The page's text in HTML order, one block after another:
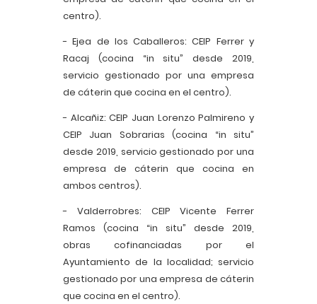
centro).
- Ejea de los Caballeros: CEIP Ferrer y
Racaj (cocina “in situ” desde 2019,
servicio gestionado por una empresa
de cáterin que cocina en el centro).
- Alcañiz: CEIP Juan Lorenzo Palmireno y
CEIP Juan Sobrarias (cocina “in situ”
desde 2019, servicio gestionado por una
empresa de cáterin que cocina en
ambos centros).
- Valderrobres: CEIP Vicente Ferrer
Ramos (cocina “in situ” desde 2019,
obras cofinanciadas por el
Ayuntamiento de la localidad; servicio
gestionado por una empresa de cáterin
que cocina en el centro).